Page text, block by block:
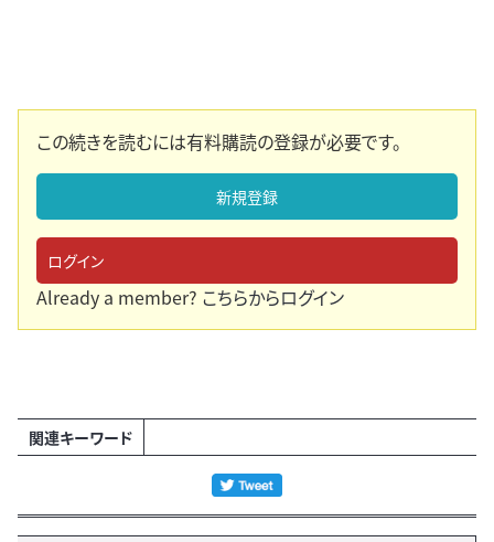
この続きを読むには有料購読の登録が必要です。
新規登録
ログイン
Already a member? こちらからログイン
関連キーワード